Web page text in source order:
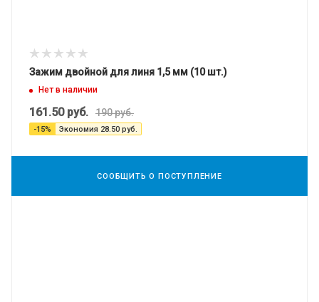
Зажим двойной для линя 1,5 мм (10 шт.)
Нет в наличии
161.50руб. 190руб.
-15% Экономия 28.50 руб.
СООБЩИТЬ О ПОСТУПЛЕНИЕ